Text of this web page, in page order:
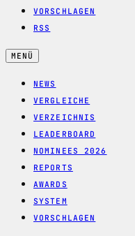
VORSCHLAGEN
RSS
MENÜ
NEWS
VERGLEICHE
VERZEICHNIS
LEADERBOARD
NOMINEES 2026
REPORTS
AWARDS
SYSTEM
VORSCHLAGEN